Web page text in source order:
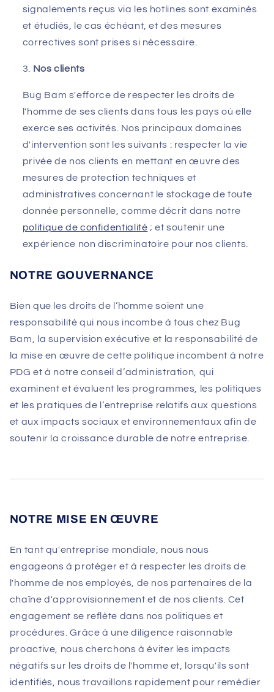
signalements reçus via les hotlines sont examinés
et étudiés, le cas échéant, et des mesures
correctives sont prises si nécessaire.
Nos clients
Bug Bam s'efforce de respecter les droits de
l'homme de ses clients dans tous les pays où elle
exerce ses activités. Nos principaux domaines
d'intervention sont les suivants : respecter la vie
privée de nos clients en mettant en œuvre des
mesures de protection techniques et
administratives concernant le stockage de toute
donnée personnelle, comme décrit dans notre
politique de confidentialité ; et soutenir une
expérience non discriminatoire pour nos clients.
NOTRE GOUVERNANCE
Bien que les droits de l’homme soient une
responsabilité qui nous incombe à tous chez Bug
Bam, la supervision exécutive et la responsabilité de
la mise en œuvre de cette politique incombent à notre
PDG et à notre conseil d’administration, qui
examinent et évaluent les programmes, les politiques
et les pratiques de l’entreprise relatifs aux questions
et aux impacts sociaux et environnementaux afin de
soutenir la croissance durable de notre entreprise.
NOTRE MISE EN ŒUVRE
En tant qu'entreprise mondiale, nous nous
engageons à protéger et à respecter les droits de
l'homme de nos employés, de nos partenaires de la
chaîne d'approvisionnement et de nos clients. Cet
engagement se reflète dans nos politiques et
procédures. Grâce à une diligence raisonnable
proactive, nous cherchons à éviter les impacts
négatifs sur les droits de l'homme et, lorsqu'ils sont
identifiés, nous travaillons rapidement pour remédier